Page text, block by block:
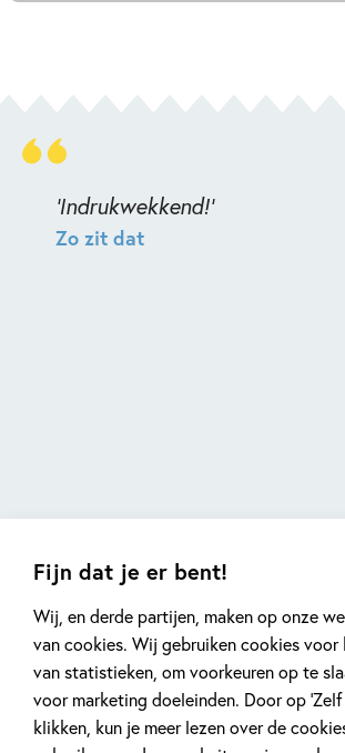
Fijn dat je er bent!
Wij, en derde partijen, maken op onze
van cookies. Wij gebruiken cookies
van statistieken, om voorkeuren op te
voor marketing doeleinden. Door op ‘Zelf
klikken, kun je meer lezen over de
'Indrukwekkend!'
Zo zit dat